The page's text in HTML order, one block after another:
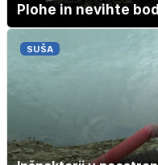
Plohe in nevihte
SUŠA